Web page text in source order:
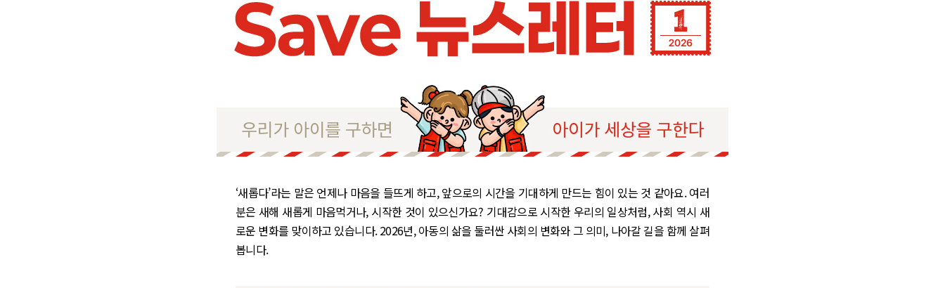
‘새롭다’라는 말은 언제나 마음을 들뜨게 하고, 앞으로의 시간을 기대하게 만드는 힘이 있는 것 같아요. 여러
분은 새해 새롭게 마음먹거나, 시작한 것이 있으신가요? 기대감으로 시작한 우리의 일상처럼, 사회 역시 새
로운 변화를 맞이하고 있습니다. 2026년, 아동의 삶을 둘러싼 사회의 변화와 그 의미, 나아갈 길을 함께 살펴
봅니다.